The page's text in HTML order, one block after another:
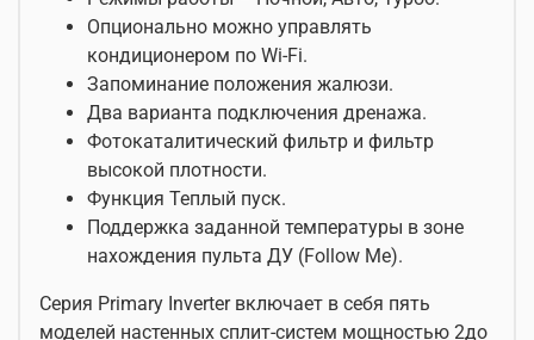
Опционально можно управлять
кондиционером по Wi-Fi.
Запоминание положения жалюзи.
Два варианта подключения дренажа.
Фотокаталитический фильтр и фильтр
высокой плотности.
Функция Теплый пуск.
Поддержка заданной температуры в зоне
нахождения пульта ДУ (Follow Me).
Серия Primary Inverter включает в себя пять
моделей настенных сплит-систем мощностью 2до